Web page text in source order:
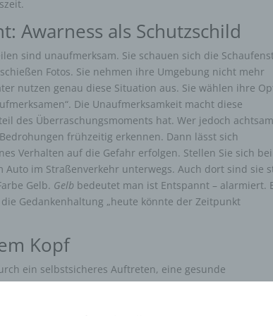
Awarness als Schutzschild
sind unaufmerksam. Sie schauen sich die
Fotos. Sie nehmen ihre Umgebung nicht mehr
nutzen genau diese Situation aus. Sie wählen ihre
Die Unaufmerksamkeit macht diese
des Überraschungsmoments hat. Wer jedoch
frühzeitig erkennen. Dann lässt sich
Verhalten auf die Gefahr erfolgen. Stellen Sie sich
im Straßenverkehr unterwegs. Auch dort sind sie
Gelb. Gelb bedeutet man ist Entspannt – alarmiert.
Gedankenhaltung „heute könnte der Zeitpunkt
Kopf
ein selbstsicheres Auftreten, eine gesunde
signalisieren. Auch eine feste Stimme trägt dazu
Opfer wirken, werden seltener überfallen. Ein